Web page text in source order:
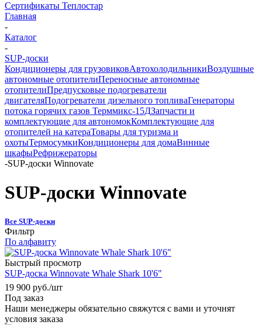
Сертификаты Теплостар
Главная
-
Каталог
-
SUP-доски
Кондиционеры для грузовиковАвтохолодильникиВоздушные
автономные отопителиПереносные автономные
отопителиПредпусковые подогреватели
двигателяПодогреватели дизельного топливаГенераторы
потока горячих газов Терммикс-15ДЗапчасти и
комплектующие для автономокКомплектующие для
отопителей на катераТовары для туризма и
охотыТермосумкиКондиционеры для домаВинные
шкафыРефрижераторы
-SUP-доски Winnovate
SUP-доски Winnovate
Все SUP-доски
Фильтр
По алфавиту
Быстрый просмотр
SUP-доска Winnovate Whale Shark 10'6"
19 900 руб./шт
Под заказ
Наши менеджеры обязательно свяжутся с вами и уточнят
условия заказа